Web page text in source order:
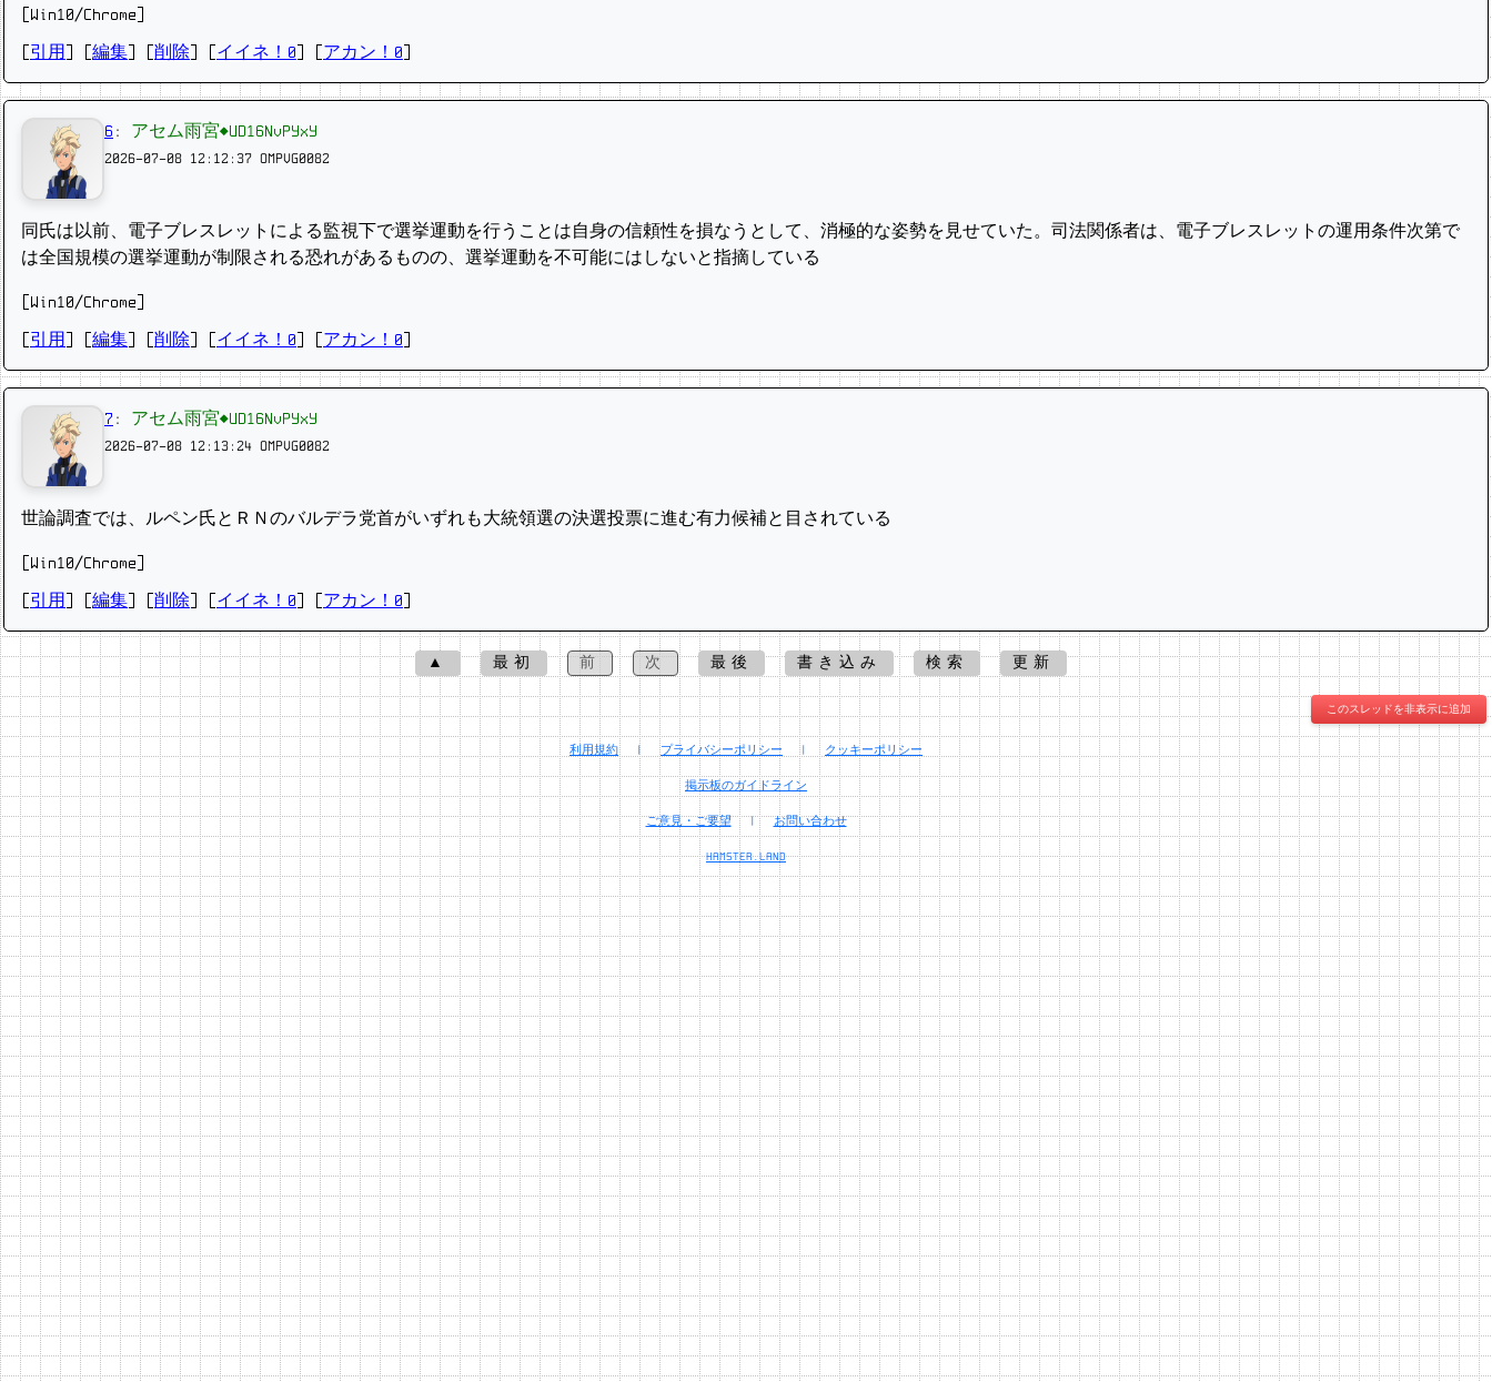
[Win10/Chrome]
引用 編集 削除 イイネ！0 アカン！0
6 : アセム雨宮◆UD16NvPYxY
2026-07-08 12:12:37 OMPVG0082
同氏は以前、電‌子ブレスレットによる監視下で選挙運動を行うことは自身の信頼性を損なうとして、消極的な姿勢⁠を見せていた。司法関係者は、電子ブレ⁠スレットの運用条件次第で
は全国規模の選挙運動が制⁠限される恐れがあるものの、選挙運動を不可能にはしないと指‌摘し⁠ている
[Win10/Chrome]
引用 編集 削除 イイネ！0 アカン！0
7 : アセム雨宮◆UD16NvPYxY
2026-07-08 12:13:24 OMPVG0082
世論調査では、ルペン氏とＲＮのバルデラ党首が​いずれも大統領選の決選投票に進む有力候補と目されている
[Win10/Chrome]
引用 編集 削除 イイネ！0 アカン！0
▲ 最初 前 次 最後 書き込み 検索 更新
このスレッドを非表示に追加
利用規約 | プライバシーポリシー | クッキーポリシー
掲示板のガイドライン
ご意見・ご要望 | お問い合わせ
HAMSTER.LAND